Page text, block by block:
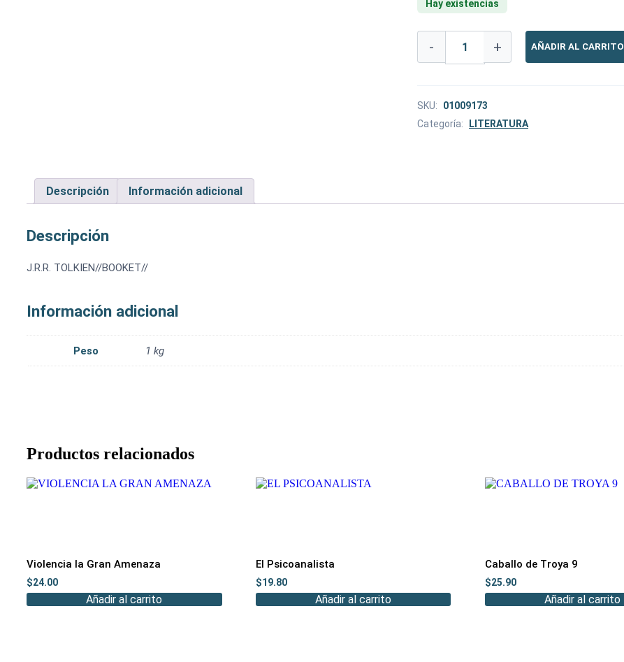
Hay existencias
-
HIJOS
DE
+ AÑADIR AL CARRITO
SKU:
01009173
Categoría:
LITERATURA
Descripción Información adicional
Descripción
J.R.R. TOLKIEN//BOOKET//
Información adicional
Peso 1 kg
Productos relacionados
Violencia la Gran Amenaza
$24.00
Añadir al carrito
El Psicoanalista
$19.80
Añadir al carrito
Caballo de Troya 9
$25.90
Añadir al carrito